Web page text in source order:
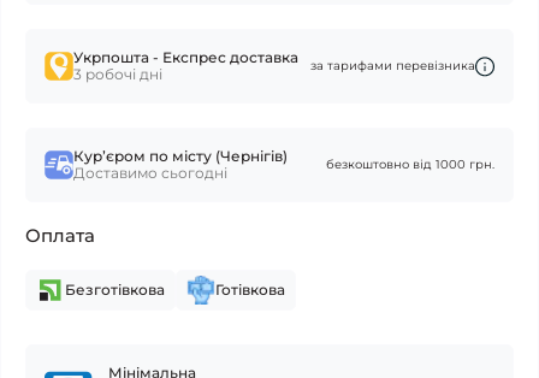
Укрпошта - Експрес доставка
3 робочі дні
за тарифами перевізника
Курʼєром по місту (Чернігів)
Доставимо сьогодні
безкоштовно від 1000 грн.
Оплата
Безготівкова Готівкова
Мінімальна